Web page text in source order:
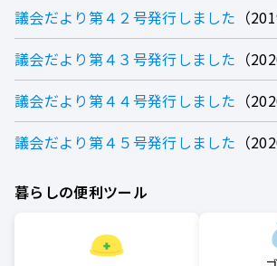
議会だより第４２号発行しました
議会だより第４３号発行しました
議会だより第４４号発行しました
議会だより第４５号発行しました
暮らしの便利ツール